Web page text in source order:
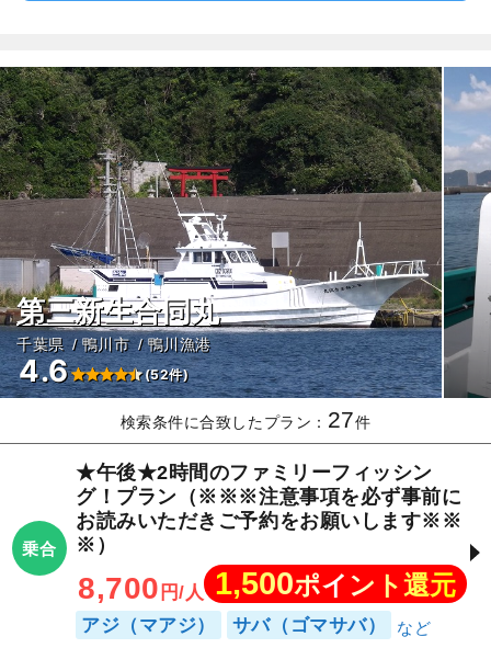
第三新生合同丸
千葉県 鴨川市 鴨川漁港
4.6 (52件)
検索条件に合致したプラン： 27件
乗合
★午後★2時間のファミリーフィッシン
グ！プラン（※※※注意事項を必ず事前に
お読みいただきご予約をお願いします※※
※）
8,700 円/人 1,500ポイント還元
アジ（マアジ） サバ（ゴマサバ）